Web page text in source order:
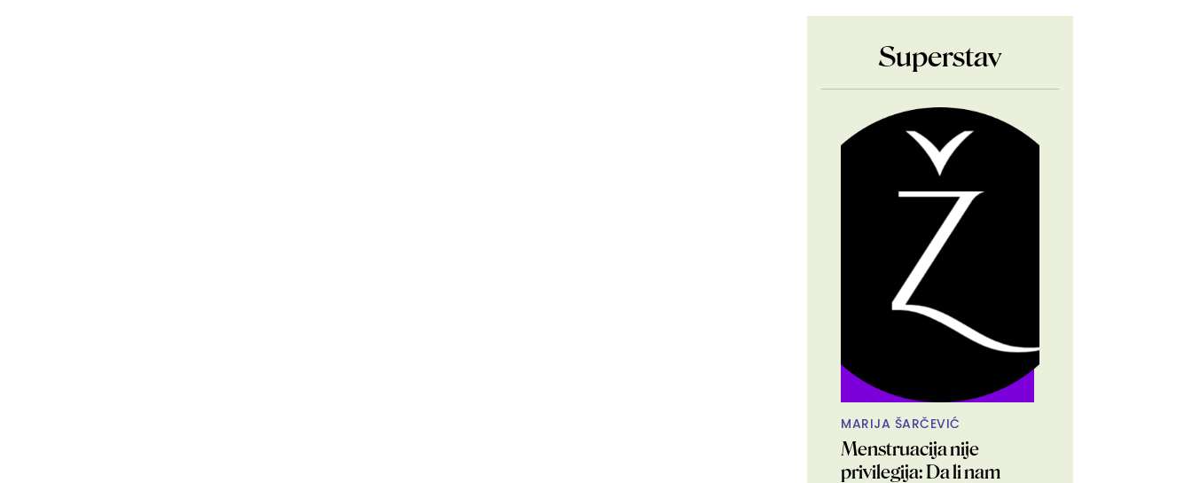
Superstav
MARIJA ŠARČEVIĆ
Menstruacija nije
privilegija: Da li nam